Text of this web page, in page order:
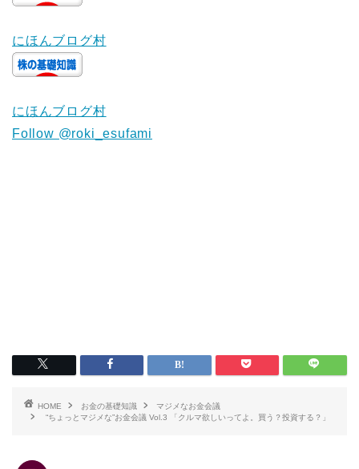
にほんブログ村
にほんブログ村
Follow @roki_esufami
HOME お金の基礎知識
マジメなお金会議
“ちょっとマジメな”お金会議 Vol.3 「クルマ欲しいってよ。買う？投資する？」